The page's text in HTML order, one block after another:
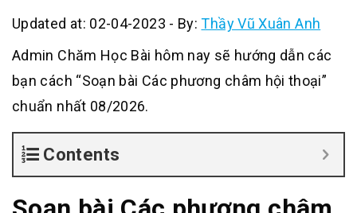
Updated at: 02-04-2023 - By:Thầy Vũ Xuân Anh
Admin Chăm Học Bài hôm nay sẽ hướng dẫn các
bạn cách “Soạn bài Các phương châm hội thoại”
chuẩn nhất 08/2026.
Contents